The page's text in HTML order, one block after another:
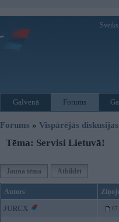
Sveiks,
Galvenā Forums
Forums » Vispārējās diskusijas
Tēma: Servisi Lietuvā!
Jauna tēma Atbildēt
Autors
JURCX